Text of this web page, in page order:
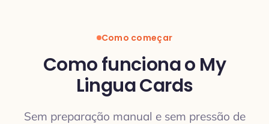
Como começar
Como funciona o My
Lingua Cards
Sem preparação manual e sem pressão de